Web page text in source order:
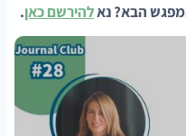
הבא? נאלהירשם כאן.